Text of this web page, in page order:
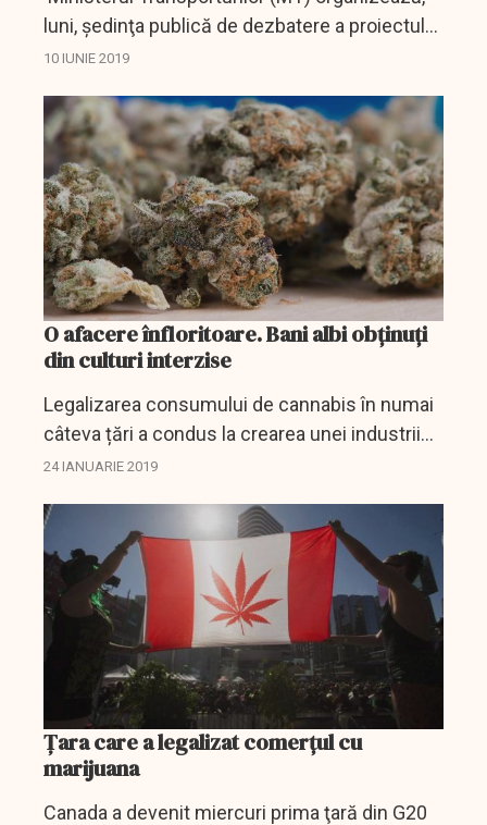
luni, şedinţa publică de dezbatere a proiectului
de Ordonanţă de Urgenţă a Guvernului privind
10 IUNIE 2019
O afacere înfloritoare. Bani albi obținuți
din culturi interzise
Legalizarea consumului de cannabis în numai
câteva țări a condus la crearea unei industrii
legale în care vânzările au ajuns la niveluri
citate de...
24 IANUARIE 2019
Ţara care a legalizat comerțul cu
marijuana
Canada a devenit miercuri prima ţară din G20